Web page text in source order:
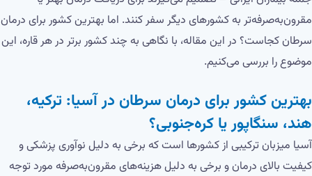
مقرون‌به‌صرفه‌تر به کشورهای دیگر سفر کنند. اما بهترین کشور برای درمان
سرطان کجاست؟ در این مقاله، با نگاهی به چند کشور برتر در هر قاره، این
موضوع را بررسی می‌کنیم.
بهترین کشور برای درمان سرطان در آسیا: ترکیه،
هند، سنگاپور یا کره‌جنوبی؟
آسیا میزبان ترکیبی از کشورها است که برخی به دلیل نوآوری پزشکی و
کیفیت بالای درمان و برخی به دلیل هزینه‌های مقرون‌به‌صرفه مورد توجه